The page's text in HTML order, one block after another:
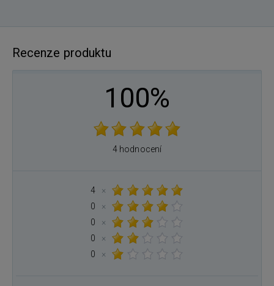
Recenze produktu
100%
4 hodnocení
4
×
0
×
0
×
0
×
0
×